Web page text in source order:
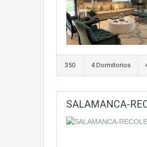
350 4 Dormitorios
SALAMANCA-